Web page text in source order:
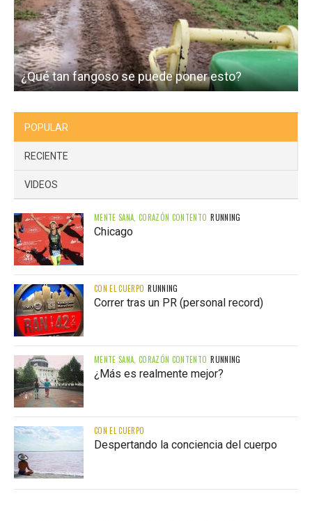
¿Qué tan fangoso se puede poner esto?
POPULAR
RECIENTE
VIDEOS
MENTE SANA, CORAZÓN CONTENTO RUNNING
Chicago
CON EL CUERPO RUNNING
Correr tras un PR (personal record)
MENTE SANA, CORAZÓN CONTENTO RUNNING
¿Más es realmente mejor?
CON EL CUERPO
Despertando la conciencia del cuerpo